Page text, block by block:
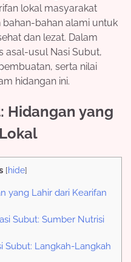
lokal masyarakat
bahan alami untuk
dan lezat. Dalam
asal-usul Nasi Subut,
serta nilai
hidangan ini.
Hidangan yang
[hide]
yang Lahir dari Kearifan
Subut: Sumber Nutrisi
Subut: Langkah-Langkah